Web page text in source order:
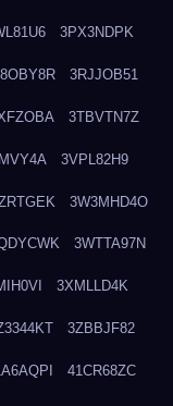
3PX3NDPK
3RJJOB51
3TBVTN7Z
3VPL82H9
3W3MHD4O
3WTTA97N
3XMLLD4K
3ZBBJF82
41CR68ZC